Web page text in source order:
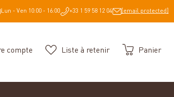
Lun - Ven 10:00 - 16:00 +33 1 59 58 12 04 [email protected]
compte Liste à retenir Panier